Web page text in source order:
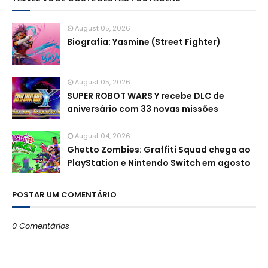
August 05, 2026
Biografia: Yasmine (Street Fighter)
August 05, 2026
SUPER ROBOT WARS Y recebe DLC de
aniversário com 33 novas missões
August 04, 2026
Ghetto Zombies: Graffiti Squad chega ao
PlayStation e Nintendo Switch em agosto
POSTAR UM COMENTÁRIO
0 Comentários